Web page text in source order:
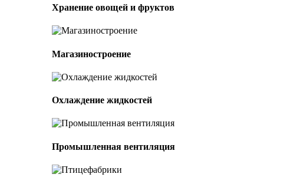
Хранение овощей и фруктов
Магазиностроение
Охлаждение жидкостей
Промышленная вентиляция